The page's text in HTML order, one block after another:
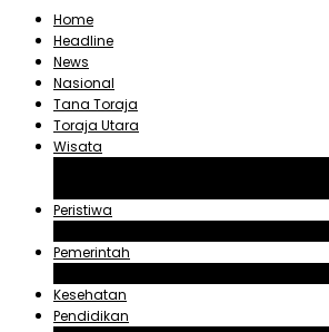
Home
Headline
News
Nasional
Tana Toraja
Toraja Utara
Wisata
Peristiwa
Pemerintah
Kesehatan
Pendidikan